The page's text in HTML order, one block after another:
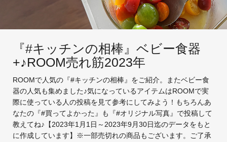
『#キッチンの相棒』ベビー食器
+♪ROOM売れ筋2023年
ROOMで人気の『#キッチンの相棒』をご紹介。またベビー食
器の人気も集めました♪気になっているアイテムはROOMで実
際に使っている人の投稿を見て参考にしてみよう！もちろんあ
なたの『#買ってよかった』も『#オリジナル写真』で投稿して
教えてね♪【2023年1月1日～2023年9月30日迄のデータをもと
に作成しています】※一部売切れの商品もございます。ご了承